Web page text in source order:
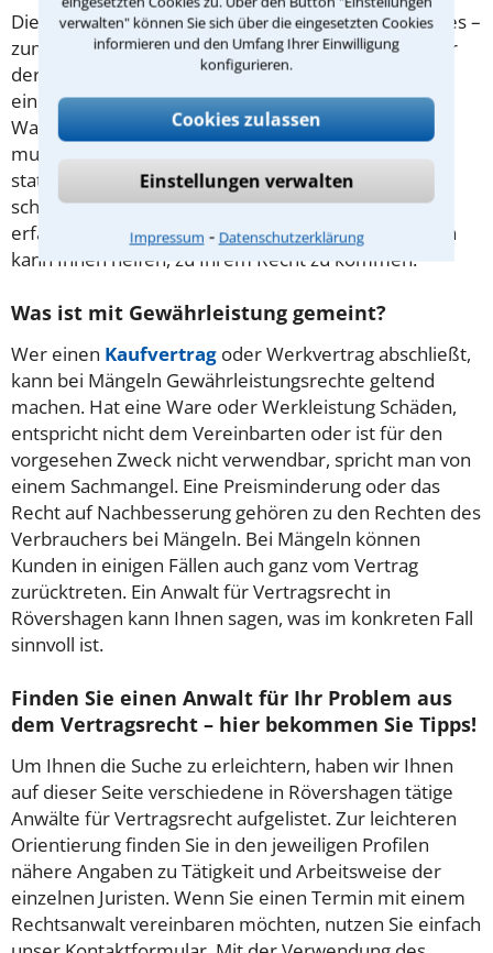
verwalten" können Sie sich über die eingesetzten Cookies
informieren und den Umfang Ihrer Einwilligung
konfigurieren.
Cookies zulassen
Einstellungen verwalten
Impressum ⁃ Datenschutzerklärung
Die Parteien vereinbaren die Erstellung eines Werkes –
zum Beispiel eine Handwerkerleistung. Beispiele für
derartige Leistungen sind das Decken eines Daches,
eine Autoreparatur oder die Installation eines
Wasserhahns. Vor der Bezahlung der Werkleistung
muss erst die Abnahme durch den Auftraggeber
stattfinden. Gesetzliche Gewährleistungsansprüche
schützen den Kunden vor mangelhafter Arbeit. Ein
erfahrener Anwalt für Vertragsrecht in Rövershagen
kann Ihnen helfen, zu Ihrem Recht zu kommen.
Was ist mit Gewährleistung gemeint?
Wer einen Kaufvertrag oder Werkvertrag abschließt,
kann bei Mängeln Gewährleistungsrechte geltend
machen. Hat eine Ware oder Werkleistung Schäden,
entspricht nicht dem Vereinbarten oder ist für den
vorgesehen Zweck nicht verwendbar, spricht man von
einem Sachmangel. Eine Preisminderung oder das
Recht auf Nachbesserung gehören zu den Rechten des
Verbrauchers bei Mängeln. Bei Mängeln können
Kunden in einigen Fällen auch ganz vom Vertrag
zurücktreten. Ein Anwalt für Vertragsrecht in
Rövershagen kann Ihnen sagen, was im konkreten Fall
sinnvoll ist.
Finden Sie einen Anwalt für Ihr Problem aus
dem Vertragsrecht – hier bekommen Sie Tipps!
Um Ihnen die Suche zu erleichtern, haben wir Ihnen
auf dieser Seite verschiedene in Rövershagen tätige
Anwälte für Vertragsrecht aufgelistet. Zur leichteren
Orientierung finden Sie in den jeweiligen Profilen
nähere Angaben zu Tätigkeit und Arbeitsweise der
einzelnen Juristen. Wenn Sie einen Termin mit einem
Rechtsanwalt vereinbaren möchten, nutzen Sie einfach